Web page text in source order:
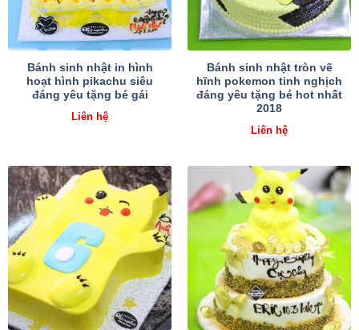
Bánh sinh nhật in hình
hoạt hình pikachu siêu
đáng yêu tặng bé gái
Liên hệ
Bánh sinh nhật tròn vẽ
hĩnh pokemon tinh nghịch
đáng yêu tặng bé hot nhất
2018
Liên hệ